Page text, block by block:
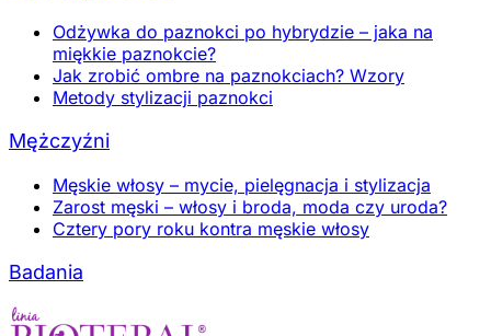
Odżywka do paznokci po hybrydzie – jaka na
miękkie paznokcie?
Jak zrobić ombre na paznokciach? Wzory
Metody stylizacji paznokci
Mężczyźni
Męskie włosy – mycie, pielęgnacja i stylizacja
Zarost męski – włosy i broda, moda czy uroda?
Cztery pory roku kontra męskie włosy
Badania